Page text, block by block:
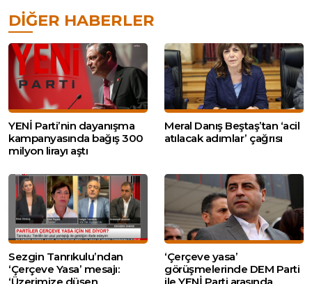
DIĞER HABERLER
YENİ Parti’nin dayanışma
kampanyasında bağış 300
milyon lirayı aştı
Meral Danış Beştaş’tan ‘acil
atılacak adımlar’ çağrısı
Sezgin Tanrıkulu’ndan
‘Çerçeve Yasa’ mesajı:
‘Üzerimize düşen
‘Çerçeve yasa’
görüşmelerinde DEM Parti
ile YENİ Parti arasında